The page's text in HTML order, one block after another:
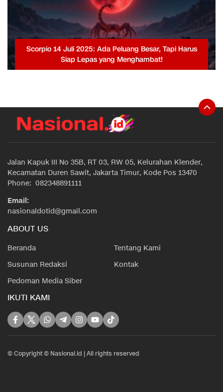
Scorpio 14 Juli 2025: Ada Peluang Besar, Tapi Harus
Siap Lepas yang Menghambat!
Jalan Kapuk III No 35B, RT 03, RW 05, Kelurahan Klender,
Kecamatan Duren Sawit, Jakarta Timur, Kode Pos 13470
Phone: 082348891111
Email:
nasionaldotid@gmail.com
ABOUT US
Beranda
Tentang Kami
Susunan Redaksi
Kontak
Pedoman Media Siber
IKUTI KAMI
© Copyright © Nasional.id | All rights reserved